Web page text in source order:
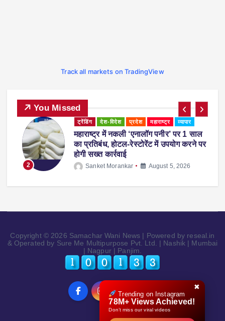
✖
Trending on Instagram
78M+ Views Achieved!
Don’t miss our viral videos
Track all markets on TradingView
You Missed
3
व्यापार
पुणे में अमित शाह ने युवाओं को दी सलाह, बोले-
‘गीतारहस्य पढ़ेंगे तो जीवन में कभी गलती नहीं
करेंगे’
Sanket Morankar August 1, 2026
Copyright © 2026 Samachar Wani News | Powered by reseal.in
& Operated by Sure Me Multipurpose Pvt. Ltd. | Nashik | Mumbai
| Nagpur | Panjim.